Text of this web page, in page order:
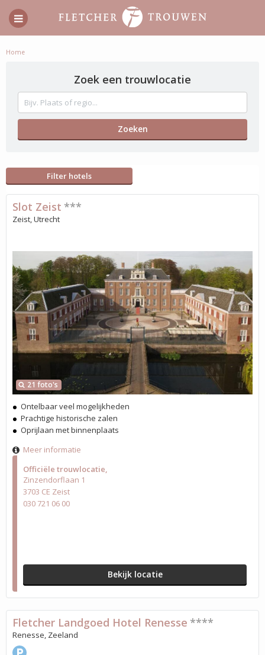
Home
Zoek een trouwlocatie
Filter hotels
Officiële trouwlocatie
Zinzendorflaan 1
3703 CE Zeist
030 721 06 00
Bekijk locatie
21 foto's
Slot Zeist ***
Zeist, Utrecht
Ontelbaar veel mogelijkheden
Prachtige historische zalen
Oprijlaan met binnenplaats
Meer informatie
Fletcher Landgoed Hotel Renesse ****
Renesse, Zeeland